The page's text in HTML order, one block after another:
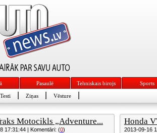
Pasaulē Tehniskais birojs Sports
Testi Ziņas Vēsture
Motocikls „Adventure...
17:31:44 | Komentāri: (0)
Honda
2013-09-16